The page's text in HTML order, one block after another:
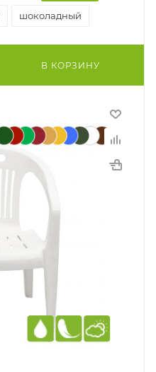
В КОРЗИНУ
шоколадный